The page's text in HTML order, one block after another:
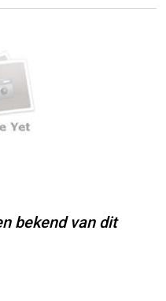
bekend van dit